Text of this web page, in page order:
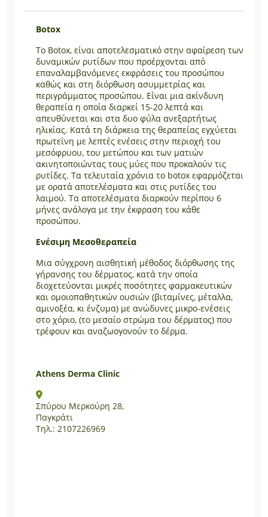
Botox
Το Botox, είναι αποτελεσματικό στην αφαίρεση των
δυναμικών ρυτίδων που προέρχονται από
επαναλαμβανόμενες εκφράσεις του προσώπου
καθώς και στη διόρθωση ασυμμετρίας και
περιγράμματος προσώπου. Είναι μια ακίνδυνη
θεραπεία η οποία διαρκεί 15-20 λεπτά και
απευθύνεται και στα δυο φύλα ανεξαρτήτως
ηλικίας. Κατά τη διάρκεια της θεραπείας εγχύεται
πρωτεΐνη με λεπτές ενέσεις στην περιοχή του
μεσόφρυου, του μετώπου και των ματιών
ακινητοποιώντας τους μύες που προκαλούν τις
ρυτίδες. Τα τελευταία χρόνια το botox εφαρμόζεται
με ορατά αποτελέσματα και στις ρυτίδες του
λαιμού. Τα αποτελέσματα διαρκούν περίπου 6
μήνες ανάλογα με την έκφραση του κάθε
προσώπου.
Ενέσιμη Μεσοθεραπεία
Μια σύγχρονη αισθητική μέθοδος διόρθωσης της
γήρανσης του δέρματος, κατά την οποία
διοχετεύονται μικρές ποσότητες φαρμακευτικών
και ομοιοπαθητικών ουσιών (βιταμίνες, μέταλλα,
αμινοξέα, κι ένζυμα) με ανώδυνες μικρο-ενέσεις
στο χόριο, (το μεσαίο στρώμα του δέρματος) που
τρέφουν και αναζωογονούν το δέρμα.
Athens Derma Clinic
Σπύρου Μερκούρη 28,
Παγκράτι
Τηλ.: 2107226969